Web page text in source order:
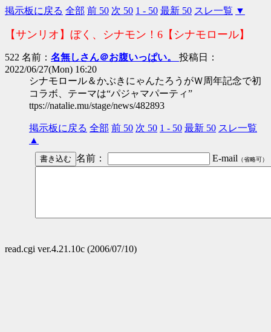
掲示板に戻る 全部 前 50 次 50 1 - 50 最新 50 スレ一覧 ▼
【サンリオ】ぼく、シナモン！6【シナモロール】
522 名前： 名無しさん＠お腹いっぱい。 投稿日：
2022/06/27(Mon) 16:20
シナモロール＆かぶきにゃんたろうがＷ周年記念で初
コラボ、テーマは“パジャマパーティ”
ttps://natalie.mu/stage/news/482893
掲示板に戻る 全部 前 50 次 50 1 - 50 最新 50 スレ一覧
▲
名前：
E-mail （省略可）
read.cgi ver.4.21.10c (2006/07/10)